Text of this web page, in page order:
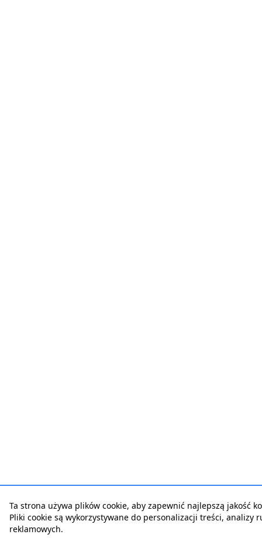
Ta strona używa plików cookie, aby zapewnić najlepszą jakość
Pliki cookie są wykorzystywane do personalizacji treści, analizy
reklamowych.